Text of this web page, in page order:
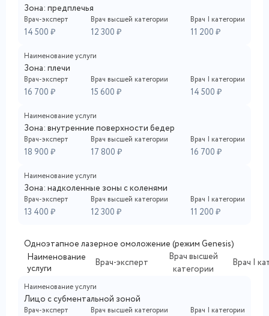
Зона: предплечья
Врач-эксперт
14 500 ₽
Врач высшей категории
12 300 ₽
Врач I категории
11 200 ₽
Наименование услуги
Зона: плечи
Врач-эксперт
16 700 ₽
Врач высшей категории
15 600 ₽
Врач I категории
14 500 ₽
Наименование услуги
Зона: внутренние поверхности бедер
Врач-эксперт
18 900 ₽
Врач высшей категории
17 800 ₽
Врач I категории
16 700 ₽
Наименование услуги
Зона: надколенные зоны с коленями
Врач-эксперт
13 400 ₽
Врач высшей категории
12 300 ₽
Врач I категории
11 200 ₽
Одноэтапное лазерное омоложение (режим Genesis)
Наименование
услуги
Врач-эксперт
Врач высшей
категории
Врач I
Наименование услуги
Лицо с субментальной зоной
Врач-эксперт Врач высшей категории Врач I категории